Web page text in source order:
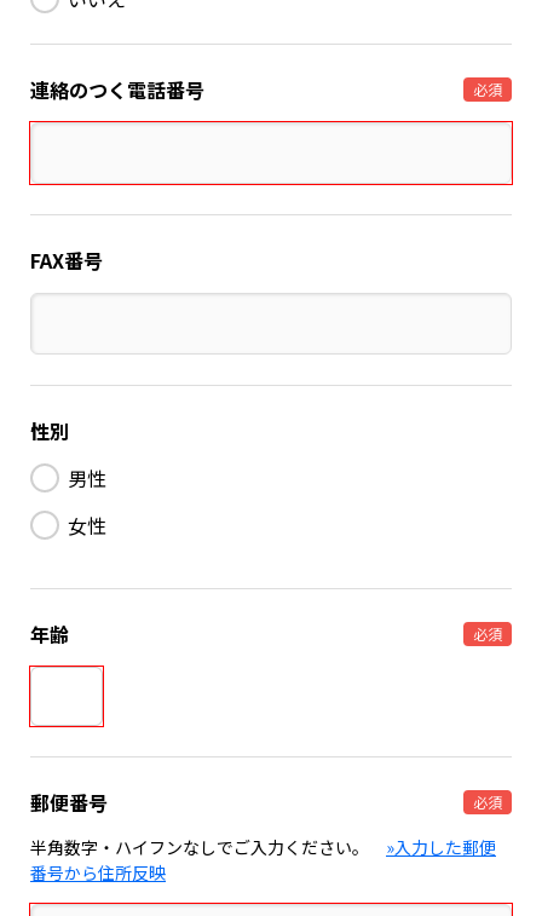
連絡のつく電話番号 必須
FAX番号
性別
男性
女性
年齢 必須
郵便番号 必須
半角数字・ハイフンなしでご入力ください。 »入力した郵便
番号から住所反映